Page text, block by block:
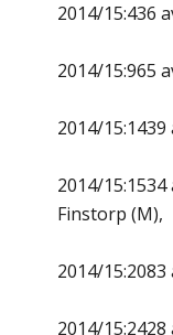
2014/15:436
2014/15:965
2014/15:1439
2014/
Finstorp (M),
2014/
2014/